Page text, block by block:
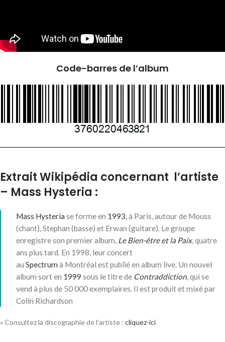
Code-barres de l’album
Extrait Wikipédia concernant l’artiste
– Mass Hysteria :
Mass Hysteria se forme en 1993, à Paris, autour de Mouss
(chant), Stephan (basse) et Erwan (guitare). Le groupe
enregistre son premier album, Le Bien-être et la Paix, quatre
ans plus tard. En 1998, leur concert
au Spectrum à Montréal est publié en album live. Un nouvel
album sort en 1999 sous le titre de Contraddiction, qui se
vend à plus de 50 000 exemplaires. Il est produit et mixé par
Colin Richardson
« Consultez la discographie de l’artiste : cliquez-ici